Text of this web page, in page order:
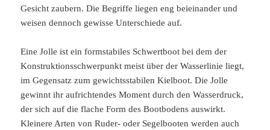
Gesicht zaubern. Die Begriffe liegen eng beieinander und
weisen dennoch gewisse Unterschiede auf.
Eine Jolle ist ein formstabiles Schwertboot bei dem der
Konstruktionsschwerpunkt meist über der Wasserlinie liegt,
im Gegensatz zum gewichtsstabilen Kielboot. Die Jolle
gewinnt ihr aufrichtendes Moment durch den Wasserdruck,
der sich auf die flache Form des Bootbodens auswirkt.
Kleinere Arten von Ruder- oder Segelbooten werden auch